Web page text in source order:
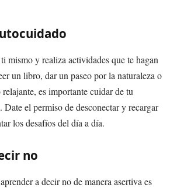
mismo y realiza actividades que te hagan
un libro, dar un paseo por la naturaleza o
es importante cuidar de tu
Date el permiso de desconectar y recargar
los desafíos del día a día.
no
a decir no de manera asertiva es